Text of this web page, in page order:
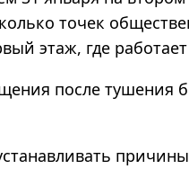
точек
этаж, где
после тушения